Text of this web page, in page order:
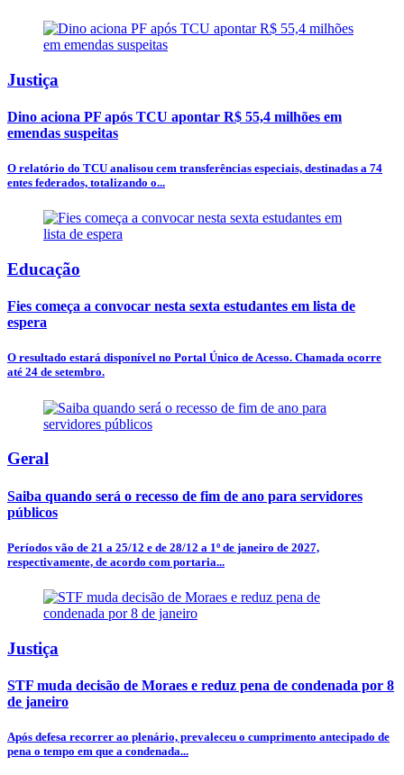
Justiça
Dino aciona PF após TCU apontar R$ 55,4 milhões em
emendas suspeitas
O relatório do TCU analisou cem transferências especiais, destinadas a 74
entes federados, totalizando o...
Educação
Fies começa a convocar nesta sexta estudantes em lista de
espera
O resultado estará disponível no Portal Único de Acesso. Chamada ocorre
até 24 de setembro.
Geral
Saiba quando será o recesso de fim de ano para servidores
públicos
Períodos vão de 21 a 25/12 e de 28/12 a 1º de janeiro de 2027,
respectivamente, de acordo com portaria...
Justiça
STF muda decisão de Moraes e reduz pena de condenada por 8
de janeiro
Após defesa recorrer ao plenário, prevaleceu o cumprimento antecipado de
pena o tempo em que a condenada...